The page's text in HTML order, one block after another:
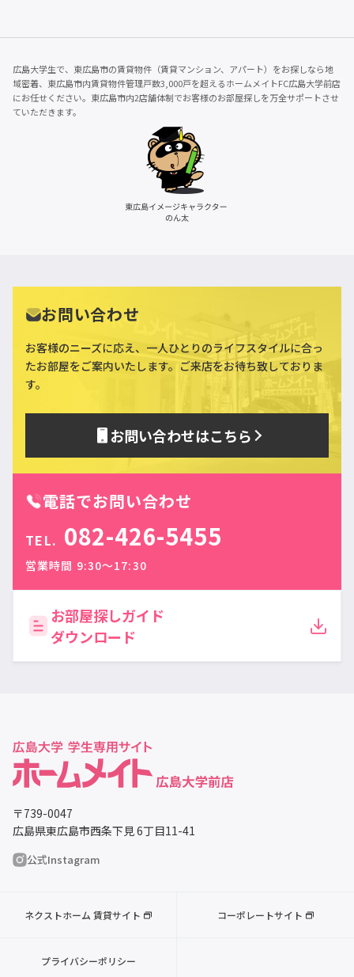
広島大学生で、東広島市の賃貸物件（賃貸マンション、アパート）をお探しなら地
域密着、東広島市内賃貸物件管理戸数3,000戸を超えるホームメイトFC広島大学前店
にお任せください。東広島市内2店舗体制でお客様のお部屋探しを万全サポートさせ
ていただきます。
お問い合わせ
お客様のニーズに応え、一人ひとりのライフスタイルに合っ
たお部屋をご案内いたします。ご来店をお待ち致しておりま
す。
お問い合わせはこちら
電話でお問い合わせ
TEL. 082-426-5455
営業時間 9:30〜17:30
お部屋探しガイド
ダウンロード
〒739-0047
広島県東広島市西条下見 6丁目11-41
公式Instagram
ネクストホーム 賃貸サイト コーポレートサイト
プライバシーポリシー